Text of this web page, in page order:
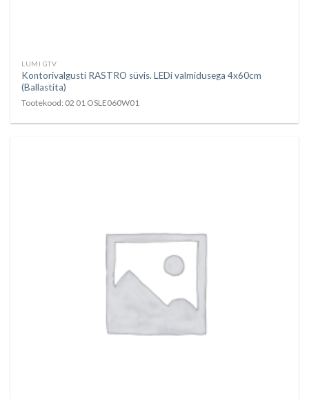
LUMI GTV
Kontorivalgusti RASTRO süvis. LEDi valmidusega 4x60cm
(Ballastita)
Tootekood: 02 01 OSLE060W01